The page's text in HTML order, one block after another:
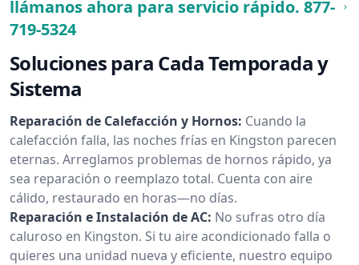
llámanos ahora para servicio rápido. 877-
719-5324
Soluciones para Cada Temporada y
Sistema
Reparación de Calefacción y Hornos: Cuando la
calefacción falla, las noches frías en Kingston parecen
eternas. Arreglamos problemas de hornos rápido, ya
sea reparación o reemplazo total. Cuenta con aire
cálido, restaurado en horas—no días.
Reparación e Instalación de AC: No sufras otro día
caluroso en Kingston. Si tu aire acondicionado falla o
quieres una unidad nueva y eficiente, nuestro equipo